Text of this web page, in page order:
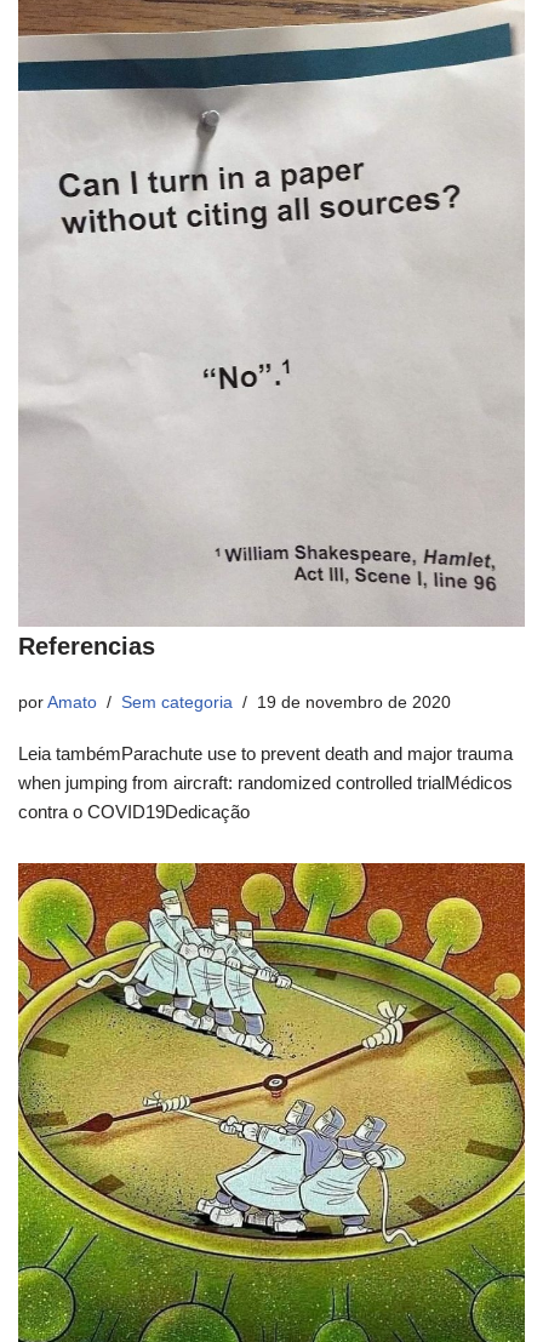
Referencias
por Amato Sem categoria 19 de novembro de 2020
Leia tambémParachute use to prevent death and major trauma
when jumping from aircraft: randomized controlled trialMédicos
contra o COVID19Dedicação